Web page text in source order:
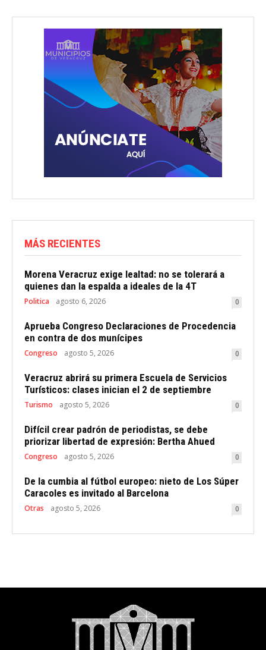
MÁS RECIENTES
Morena Veracruz exige lealtad: no se tolerará a
quienes dan la espalda a ideales de la 4T
Politica agosto 6, 2026 0
Aprueba Congreso Declaraciones de Procedencia
en contra de dos munícipes
Congreso agosto 5, 2026 0
Veracruz abrirá su primera Escuela de Servicios
Turísticos: clases inician el 2 de septiembre
Turismo agosto 5, 2026 0
Difícil crear padrón de periodistas, se debe
priorizar libertad de expresión: Bertha Ahued
Congreso agosto 5, 2026 0
De la cumbia al fútbol europeo: nieto de Los Súper
Caracoles es invitado al Barcelona
Otras agosto 5, 2026 0